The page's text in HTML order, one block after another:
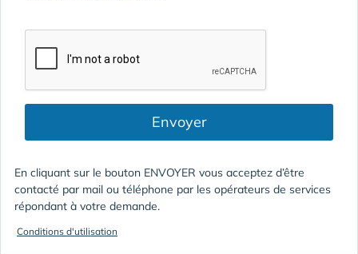
Envoyer
En cliquant sur le bouton ENVOYER vous acceptez d’être
contacté par mail ou téléphone par les opérateurs de services
répondant à votre demande.
Conditions d'utilisation